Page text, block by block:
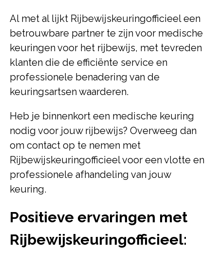
Al met al lijkt Rijbewijskeuringofficieel een
betrouwbare partner te zijn voor medische
keuringen voor het rijbewijs, met tevreden
klanten die de efficiënte service en
professionele benadering van de
keuringsartsen waarderen.
Heb je binnenkort een medische keuring
nodig voor jouw rijbewijs? Overweeg dan
om contact op te nemen met
Rijbewijskeuringofficieel voor een vlotte en
professionele afhandeling van jouw
keuring.
Positieve ervaringen met
Rijbewijskeuringofficieel: